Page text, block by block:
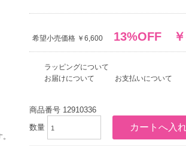
希望小売価格 ￥6,600 13%OFF ￥
ラッピングについて
お届けについて
お支払いについて
商品番号 12910336
数量